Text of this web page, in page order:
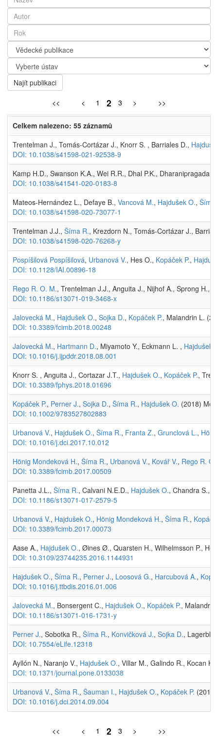
Najít publikaci
<< < 1 2 3 > >>
Celkem nalezeno: 55 záznamů
Trentelman J., Tomás-Cortázar J., Knorr S. , Barriales D.,
DOI: 10.1038/s41598-021-92538-9
Kamp H.D., Swanson K.A., Wei R.R., Dhal P.K., Dharanipragada
DOI: 10.1038/s41541-020-0183-8
Mateos-Hernández L., Defaye B., Vancová M., Hajdušek O., Šíma
DOI: 10.1038/s41598-020-73077-1
Trentelman J.J., Šíma R., Krezdorn N., Tomás-Cortázar J.,
DOI: 10.1038/s41598-020-76268-y
Pospíšilová Pospíšilová, Urbanová V., Hes O., Kopáček P.,
DOI: 10.1128/IAI.00896-18
Rego R. O. M., Trentelman J.J., Anguita J., Nijhof A., Sprong H.,
DOI: 10.1186/s13071-019-3468-x
Jalovecká M., Hajdušek O., Sojka D., Kopáček P., Malandrin L.
DOI: 10.3389/fcimb.2018.00248
Jalovecká M., Hartmann D., Miyamoto Y., Eckmann L. , Hajdušek
DOI: 10.1016/j.ijpddr.2018.08.001
Knorr S. , Anguita J., Cortazar J.T., Hajdušek O., Kopáček P.,
DOI: 10.3389/fphys.2018.01696
Kopáček P., Perner J., Sojka D., Šíma R., Hajdušek O. (2018)
DOI: 10.1002/9783527802883
Urbanová V., Hajdušek O., Šíma R., Franta Z., Grunclová L.,
DOI: 10.1016/j.dci.2017.10.012
Hönig Mondeková H., Šíma R., Urbanová V., Kovář V., Rego R. O.
DOI: 10.3389/fcimb.2017.00509
Panetta J.L., Šíma R., Calvani N.E.D., Hajdušek O., Chandra S.,
DOI: 10.1186/s13071-017-2579-5
Urbanová V., Hajdušek O., Hönig Mondeková H., Šíma R.,
DOI: 10.3389/fcimb.2017.00073
Aase A., Hajdušek O., Øines Ø., Quarsten H., Wilhelmsson P.,
DOI: 10.3109/23744235.2016.1144931
Hajdušek O., Šíma R., Perner J., Loosová G., Harcubová A.,
DOI: 10.1016/j.ttbdis.2016.01.006
Jalovecká M., Bonsergent C., Hajdušek O., Kopáček P.,
DOI: 10.1186/s13071-016-1731-y
Perner J., Sobotka R., Šíma R., Konvičková J., Sojka D.,
DOI: 10.7554/eLife.12318
Ayllón N., Naranjo V., Hajdušek O., Villar M., Galindo R., Kocan
DOI: 10.1371/journal.pone.0133038
Urbanová V., Šíma R., Šauman I., Hajdušek O., Kopáček P.
DOI: 10.1016/j.dci.2014.09.004
<< < 1 2 3 >
>>